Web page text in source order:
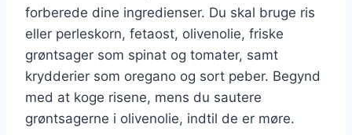
forberede dine ingredienser. Du skal bruge ris
eller perleskorn, fetaost, olivenolie, friske
grøntsager som spinat og tomater, samt
krydderier som oregano og sort peber. Begynd
med at koge risene, mens du sautere
grøntsagerne i olivenolie, indtil de er møre.